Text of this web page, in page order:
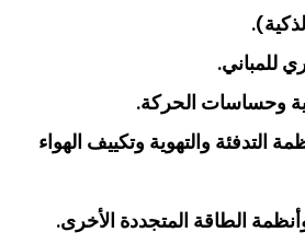
للمباني.
وحساسات الحركة.
التدفئة والتهوية وتكييف الهواء
الطاقة المتجددة الأخرى.